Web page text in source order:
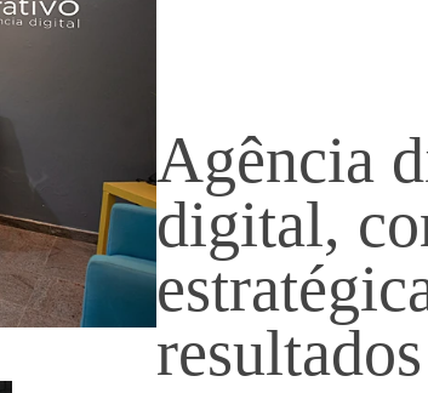
Agência
digital,
resultados